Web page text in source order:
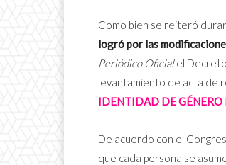
Como bien se reiteró
logró por las
Periódico Oficialel Decreto
levantamiento de acta de
IDENTIDAD DE GÉNERO
De acuerdo con el
que cada persona se